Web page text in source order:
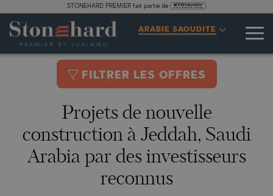
STONEHARD PREMIER fait partie de
ARABIE SAOUDITE
FILTRER LES OFFRES
Projets de nouvelle
construction à Jeddah, Saudi
Arabia par des investisseurs
reconnus